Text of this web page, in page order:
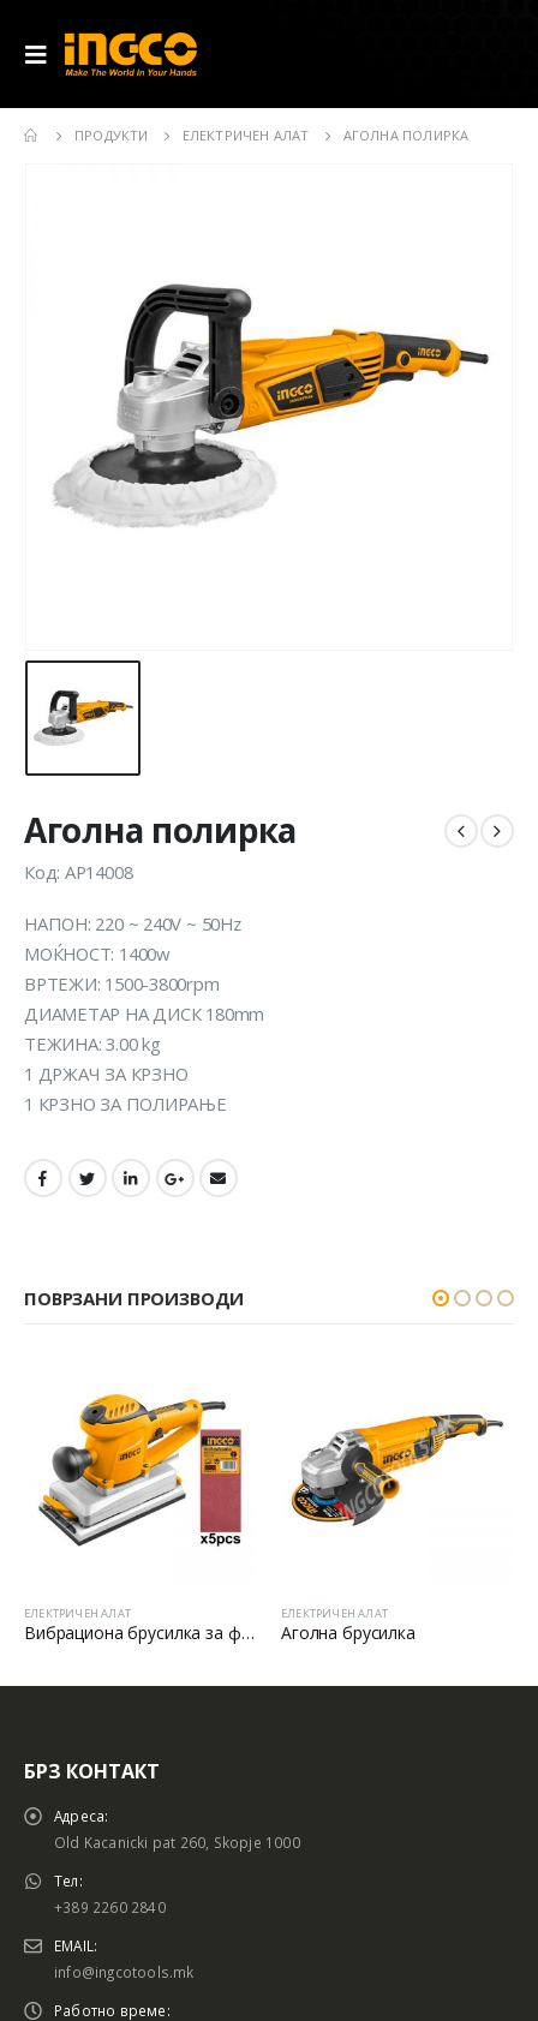
ПРОДУКТИ ЕЛЕКТРИЧЕН АЛАТ АГОЛНА ПОЛИРКА
Аголна полирка
Код: AP14008
НАПОН: 220 ~ 240V ~ 50Hz
МОЌНОСТ: 1400w
ВРТЕЖИ: 1500-3800rpm
ДИАМЕТАР НА ДИСК 180mm
ТЕЖИНА: 3.00 kg
1 ДРЖАЧ ЗА КРЗНО
1 КРЗНО ЗА ПОЛИРАЊЕ
ПОВРЗАНИ ПРОИЗВОДИ
АЛАТ
Вибрациона брусилка за финиш
ЕЛЕКТРИЧЕН АЛАТ
Аголна брусилка
БРЗ КОНТАКТ
Адреса:
Old Kacanicki pat 260, Skopje 1000
Тел:
+389 2260 2840
EMAIL:
info@ingcotools.mk
Работно време: